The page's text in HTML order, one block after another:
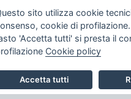
- CMS:IPERSLOWTOUR
sito utilizza cookie
cookie di
'Accetta tutti' si presta il
Cookie policy
Accetta tutti